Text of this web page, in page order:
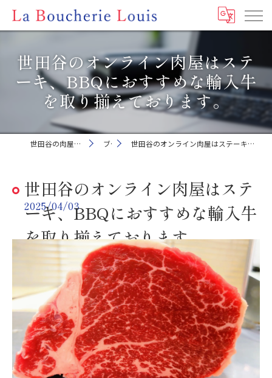
世田谷のオンライン肉屋はステ
ーキ、BBQにおすすめな輸入牛
を取り揃えております。
世田谷の肉屋ならLa Boucherie Louis ブログ 世田谷のオンライン肉屋はステーキ、BBQにおすすめな輸入牛を取り揃えております。
世田谷のオンライン肉屋はステ
ーキ、BBQにおすすめな輸入牛
を取り揃えております。
2025/04/03